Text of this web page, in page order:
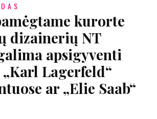
kurorte
dizainerių NT
apsigyventi
Lagerfeld“
ar „Elie Saab“